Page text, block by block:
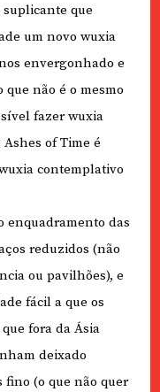
suplicante que
um novo wuxia
envergonhado e
que não é o mesmo
fazer wuxia
of Time é
contemplativo
enquadramento das
reduzidos (não
ou pavilhões), e
fácil a que os
fora da Ásia
deixado
fino (o que não quer